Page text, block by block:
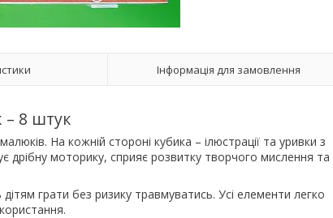
Інформація для замовлення
– 8 штук
На кожній стороні кубика – ілюстрації та уривки з
дрібну моторику, сприяє розвитку творчого мислення та
грати без ризику травмуватись. Усі елементи легко